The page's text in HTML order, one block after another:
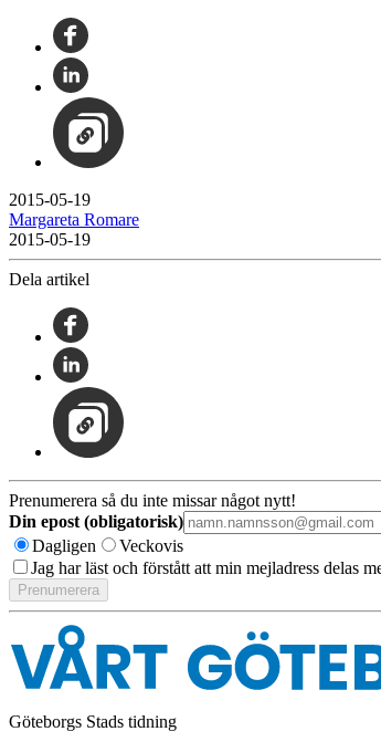
2015-05-19
Margareta Romare
2015-05-19
Dela artikel
Prenumerera så du inte missar något nytt!
Din epost (obligatorisk)
Dagligen
Veckovis
Jag har läst och förstått att min mejladress delas
Göteborgs Stads tidning